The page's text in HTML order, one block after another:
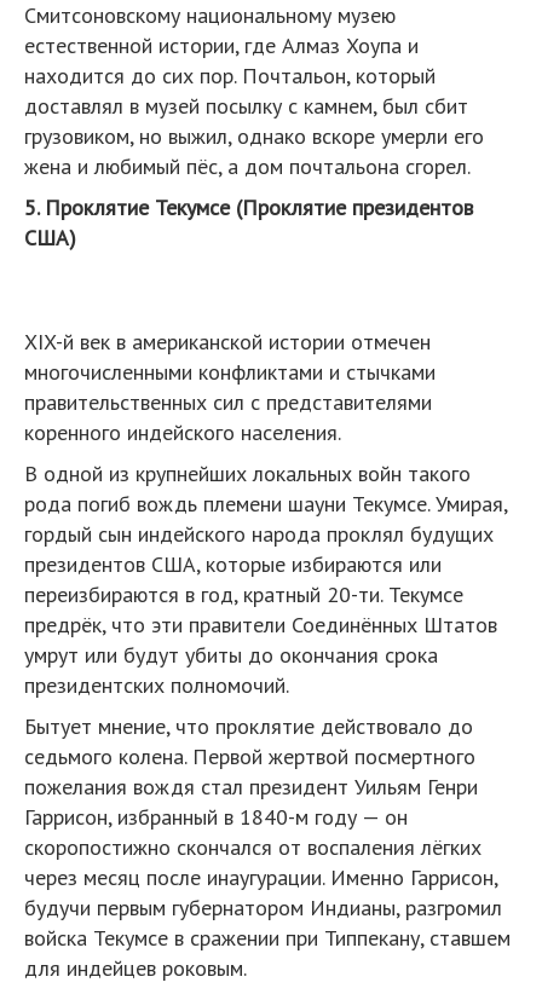
Смитсоновскому национальному музею
естественной истории, где Алмаз Хоупа и
находится до сих пор. Почтальон, который
доставлял в музей посылку с камнем, был сбит
грузовиком, но выжил, однако вскоре умерли его
жена и любимый пёс, а дом почтальона сгорел.
5. Проклятие Текумсе (Проклятие президентов
США)
XIX-й век в американской истории отмечен
многочисленными конфликтами и стычками
правительственных сил с представителями
коренного индейского населения.
В одной из крупнейших локальных войн такого
рода погиб вождь племени шауни Текумсе. Умирая,
гордый сын индейского народа проклял будущих
президентов США, которые избираются или
переизбираются в год, кратный 20-ти. Текумсе
предрёк, что эти правители Соединённых Штатов
умрут или будут убиты до окончания срока
президентских полномочий.
Бытует мнение, что проклятие действовало до
седьмого колена. Первой жертвой посмертного
пожелания вождя стал президент Уильям Генри
Гаррисон, избранный в 1840-м году — он
скоропостижно скончался от воспаления лёгких
через месяц после инаугурации. Именно Гаррисон,
будучи первым губернатором Индианы, разгромил
войска Текумсе в сражении при Типпекану, ставшем
для индейцев роковым.